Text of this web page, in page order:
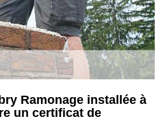
Ramonage installée à
un certificat de